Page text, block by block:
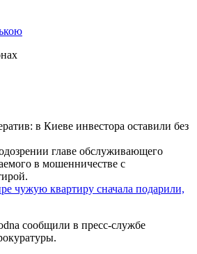
главе обслуживающего
в мошенничестве с
чужую квартиру сначала подарили,
сообщили в пресс-службе